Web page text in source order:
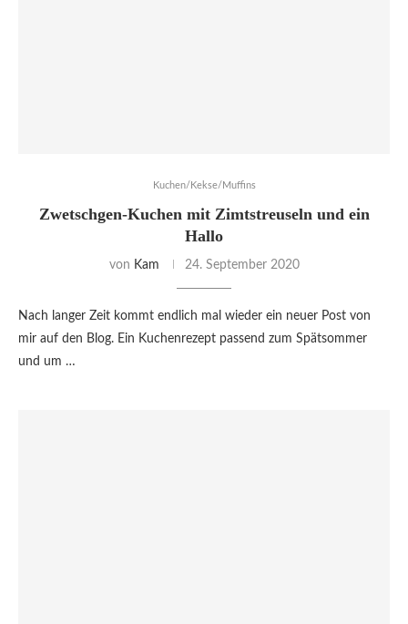
Kuchen/Kekse/Muffins
Zwetschgen-Kuchen mit Zimtstreuseln und ein
Hallo
von Kam 24. September 2020
Nach langer Zeit kommt endlich mal wieder ein neuer Post von
mir auf den Blog. Ein Kuchenrezept passend zum Spätsommer
und um …